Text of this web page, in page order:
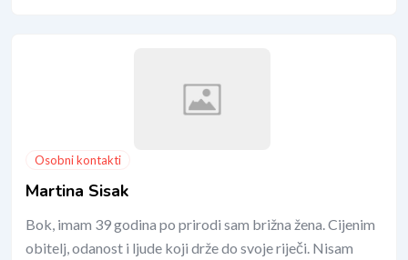
Osobni kontakti
Martina Sisak
Bok, imam 39 godina po prirodi sam brižna žena. Cijenim
obitelj, odanost i ljude koji drže do svoje riječi. Nisam